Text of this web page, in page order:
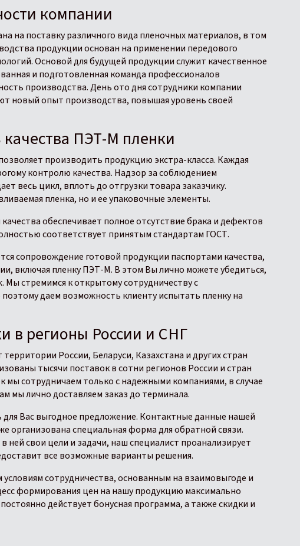
компании
на поставку различного вида пленочных материалов, в том
продукции основан на применении передового
Основой для будущей продукции служит качественное
и подготовленная команда профессионалов
производства. День ото дня сотрудники компании
новый опыт производства, повышая уровень своей
ПЭТ-М пленки
производить продукцию экстра-класса. Каждая
контролю качества. Надзор за соблюдением
весь цикл, вплоть до отгрузки товара заказчику.
пленка, но и ее упаковочные элементы.
обеспечивает полное отсутствие брака и дефектов
соответствует принятым стандартам ГОСТ.
сопровождение готовой продукции паспортами качества,
включая пленку ПЭТ-М. В этом Вы лично можете убедиться,
стремимся к открытому сотрудничеству с
даем возможность клиенту испытать пленку на
в регионы России и СНГ
России, Беларуси, Казахстана и других стран
тысячи поставок в сотни регионов России и стран
мы сотрудничаем только с надежными компаниями, в случае
мы лично доставляем заказ до терминала.
для Вас выгодное предложение. Контактные данные нашей
организована специальная форма для обратной связи.
ней свои цели и задачи, наш специалист проанализирует
все возможные варианты решения.
сотрудничества, основанным на взаимовыгоде и
формирования цен на нашу продукцию максимально
действует бонусная программа, а также скидки и